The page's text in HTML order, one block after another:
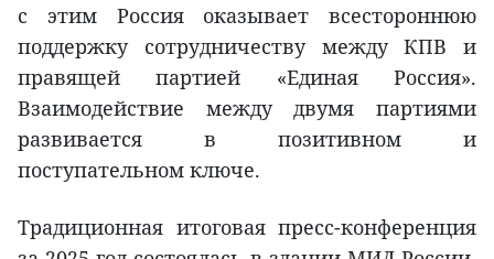
с этим Россия оказывает всестороннюю
поддержку сотрудничеству между КПВ и
правящей партией «Единая Россия».
Взаимодействие между двумя партиями
развивается в позитивном и
поступательном ключе.
Традиционная итоговая пресс-конференция